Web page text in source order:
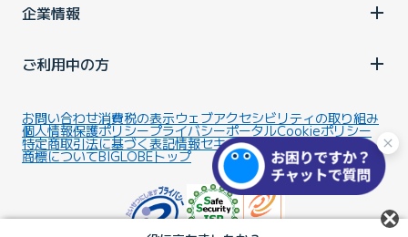
企業情報
ご利用中の方
お問い合わせ消費税の表示ウェブアクセシビリティの取り組み
個人情報保護ポリシープライバシーポータルCookieポリシー
特定商取引法に基づく表記情報セキュリティ基本方針
商標についてBIGLOBEトップ